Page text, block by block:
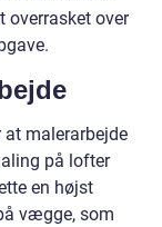
overrasket over
at malerarbejde
på lofter
en højst
vægge, som